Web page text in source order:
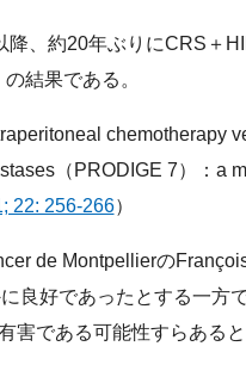
、約20年ぶりにCRS＋
結果である。
chemotherapy
（PRODIGE 7）：a
22: 256-266）
de MontpellierのFrançois
良好であったとする一方
害である可能性すらあると